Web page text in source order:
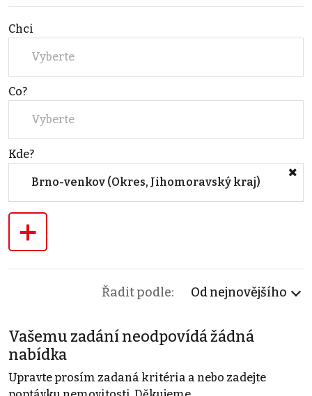
Chci
Vyberte
Co?
Vyberte
Kde?
Brno-venkov (Okres, Jihomoravský kraj)
+
Řadit podle: Od nejnovějšího
Vašemu zadání neodpovídá žádná
nabídka
Upravte prosím zadaná kritéria a nebo zadejte